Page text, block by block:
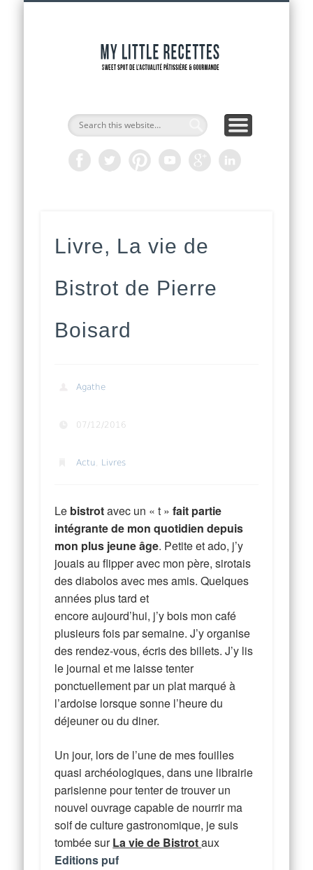
Livre, La vie de
Bistrot de Pierre
Boisard
Agathe
07/12/2016
Actu Livres
Le bistrotavec un « t »fait partie
intégrante de mon quotidien depuis
mon plus jeune âge. Petite et ado, j’y
jouais au flipper avec mon père, sirotais
des diabolos avec mes amis. Quelques
années plus tard et
encore aujourd’hui, j’y bois mon café
plusieurs fois par semaine. J’y organise
des rendez-vous, écris des billets. J’y lis
le journal et me laisse tenter
ponctuellement par un plat marqué à
l’ardoise lorsque sonne l’heure du
déjeuner ou du diner.
Un jour, lors de l’une de mes fouilles
quasi archéologiques, dans une librairie
parisienne pour tenter de trouver un
nouvel ouvrage capable de nourrir ma
soif de culture gastronomique, je suis
tombée surLa vie de Bistrotaux
Editions puf